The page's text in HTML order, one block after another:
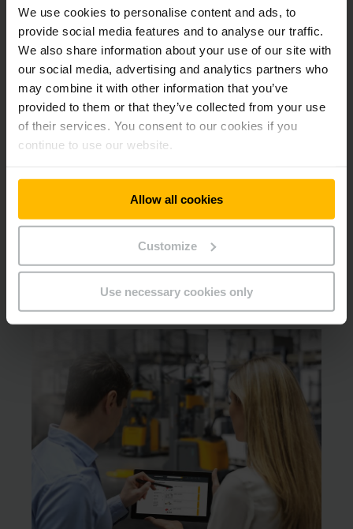
We use cookies to personalise content and ads, to
provide social media features and to analyse our traffic.
We also share information about your use of our site with
our social media, advertising and analytics partners who
may combine it with other information that you’ve
provided to them or that they’ve collected from your use
of their services. You consent to our cookies if you
continue to use our website.
Allow all cookies
Customize
Use necessary cookies only
splátky.
Při nákupu nových vozíků byste měli zvážit také naše
repasované vozíky Jungheinrich. Tyto vozíky
JUNGSTARS
jsou profesionálně repasované podle nejvyšších standardů
kvality a jsou jako nové! Tyto vozíky můžete u společnosti
Jungheinrich financovat také formou nákupu na splátky nebo
pronájmu s možností odkupu – podívejte se na naše
atraktivní nabídky.
Chcete vědět více na pronájmu s možností
Rádi Vás budeme informovat o skvělých možnostech
použijte náš kontaktní formulář nebo nám zavolejte na naši
bezplatnou linku.